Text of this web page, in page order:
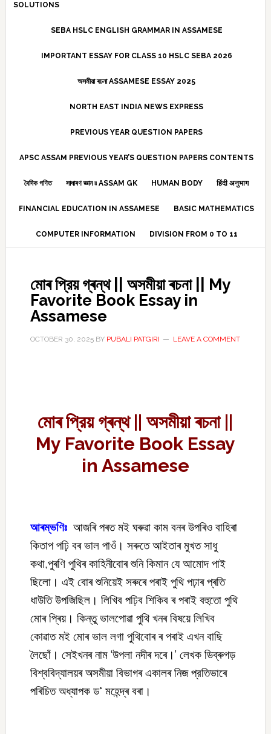
SOLUTIONS
SEBA HSLC ENGLISH GRAMMAR IN ASSAMESE
IMPORTANT ESSAY FOR CLASS 10 HSLC SEBA 2026
অসমীয়া ৰচনা ASSAMESE ESSAY 2025
NORTH EAST INDIA NEWS EXPRESS
PREVIOUS YEAR QUESTION PAPERS
APSC ASSAM PREVIOUS YEAR’S QUESTION PAPERS CONTENTS
বৈদিক গণিত সাধাৰণ জ্ঞান ৷৷ ASSAM GK HUMAN BODY हिंदी अनुभाग
FINANCIAL EDUCATION IN ASSAMESE BASIC MATHEMATICS
COMPUTER INFORMATION DIVISION FROM 0 TO 11
মোৰ প্রিয় গ্ৰন্থ || অসমীয়া ৰচনা || My
Favorite Book Essay in
Assamese
OCTOBER 30, 2025BY PUBALI PATGIRI LEAVE A COMMENT
মোৰ প্রিয় গ্ৰন্থ || অসমীয়া ৰচনা ||
My Favorite Book Essay
in Assamese
আৰম্ভণিঃআজৰি পৰত মই ঘৰুৱা কাম বনৰ উপৰিও বাহিৰা
কিতাপ পঢ়ি বৰ ভাল পাওঁ। সৰুতে আইতাৰ মুখত সাধু
কথা,পুৰণি পুথিৰ কাহিনীবোৰ শুনি কিমান যে আমোদ পাই
ছিলো। এই বোৰ শুনিয়েই সৰুৰে পৰাই পুথি পঢ়াৰ প্ৰতি
ধাউতি উপজিছিল। লিখিব পঢ়িব শিকিব ৰ পৰাই বহুতো পুথি
মোৰ প্ৰিয়। কিন্তু ভালপোৱা পুথি খনৰ বিষয়ে লিখিব
কোৱাত মই মোৰ ভাল লগা পুথিবোৰ ৰ পৰাই এখন বাছি
লৈছোঁ। সেইখনৰ নাম ‘উপলা নদীৰ দৰে।’ লেখক ডিব্ৰুগড়
বিশ্ববিদ্যালয়ৰ অসমীয়া বিভাগৰ একালৰ নিজ প্রতিভাৰে
পৰিচিত অধ্যাপক ড° মহেন্দ্ৰ বৰা।